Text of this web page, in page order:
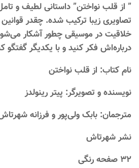
” از قلب نواختن” داستانی لطیف و
تصاویری زیبا ترکیب شده. چقدر
خلاقیت در موسیقی چطور آشکار
درباره‌اش فکر کنید و با یکدیگر گفتگو
نام کتاب: از قلب نواختن
نویسنده و تصویرگر: پیتر رینولدز
مترجمان: بابک ولی‌پور و فرزانه
نشر شهرتاش
۳۲ صفحه رنگی